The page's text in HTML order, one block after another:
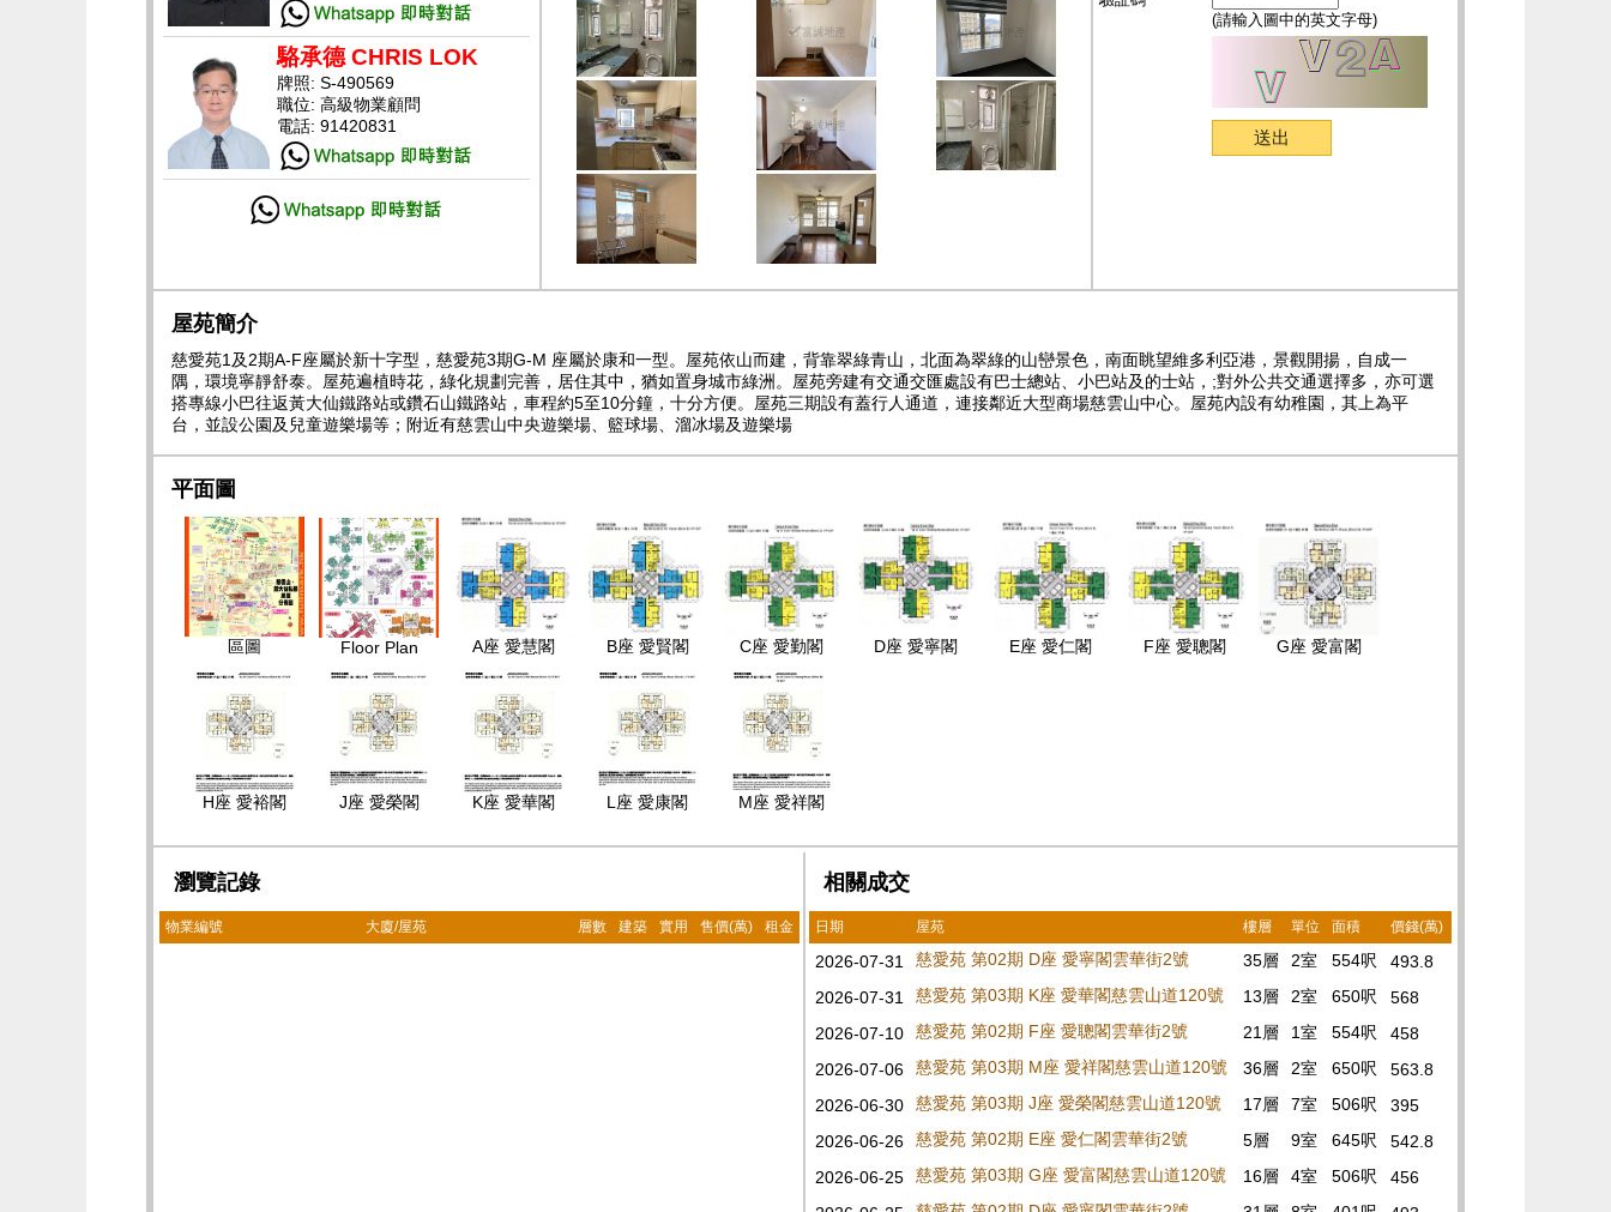
(請輸入圖中的英文字母)
駱承德 CHRIS LOK
牌照: S-490569
職位: 高級物業顧問
電話: 91420831
屋苑簡介
慈愛苑1及2期A-F座屬於新十字型，慈愛苑3期G-M 座屬於康和一型。屋苑依山而建，背靠翠綠青山，北面為翠綠的山巒景色，南面眺望維多利亞港，景觀開揚，自成一
隅，環境寧靜舒泰。屋苑遍植時花，綠化規劃完善，居住其中，猶如置身城市綠洲。屋苑旁建有交通交匯處設有巴士總站、小巴站及的士站，;對外公共交通選擇多，亦可選
搭專線小巴往返黃大仙鐵路站或鑽石山鐵路站，車程約5至10分鐘，十分方便。屋苑三期設有蓋行人通道，連接鄰近大型商場慈雲山中心。屋苑內設有幼稚園，其上為平
台，並設公園及兒童遊樂場等；附近有慈雲山中央遊樂場、籃球場、溜冰場及遊樂場
平面圖
區圖 Floor Plan A座 愛慧閣 B座 愛賢閣 C座 愛勤閣 D座 愛寧閣 E座 愛仁閣 F座 愛聰閣 G座 愛富閣
H座 愛裕閣 J座 愛榮閣 K座 愛華閣 L座 愛康閣 M座 愛祥閣
瀏覽記錄
物業編號 大廈/屋苑 層數 建築 實用 售價(萬) 租金
相關成交
日期 屋苑 樓層 單位 面積 價錢(萬)
2026-07-31 慈愛苑 第02期 D座 愛寧閣雲華街2號 35層 2室 554呎
493.8
2026-07-31
慈愛苑 第03期 K座 愛華閣慈雲山道120號 13層 2室 650呎
568
2026-07-10
慈愛苑 第02期 F座 愛聰閣雲華街2號 21層 1室 554呎
458
2026-07-06
慈愛苑 第03期 M座 愛祥閣慈雲山道120號 36層 2室 650呎
563.8
2026-06-30
慈愛苑 第03期 J座 愛榮閣慈雲山道120號 17層 7室 506呎
395
2026-06-26
慈愛苑 第02期 E座 愛仁閣雲華街2號 5層 9室 645呎
542.8
2026-06-25
慈愛苑 第03期 G座 愛富閣慈雲山道120號 16層 4室 506呎
456